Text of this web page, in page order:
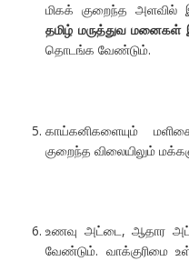
மிகக் குறைந்த
தமிழ் மருத்துவ மனைகள்
தொடங்க வேண்டும்.
காய்கனிகளையும்
குறைந்த விலையிலும்
உணவு அட்டை, ஆதார
வேண்டும். வாக்குரிமை